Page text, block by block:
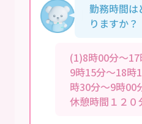
勤務時間は
りますか？
(1)8時00分～
9時15分～18時
時30分～9時00
休憩時間１２０